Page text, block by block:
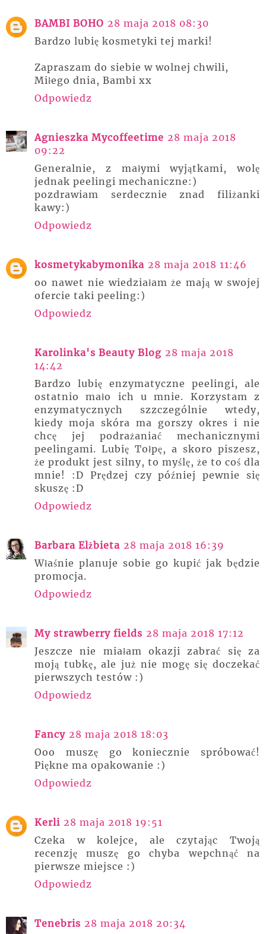
BAMBI BOHO 28 maja 2018 08:30
Bardzo lubię kosmetyki tej marki!
Zapraszam do siebie w wolnej chwili,
Miłego dnia, Bambi xx
Odpowiedz
Agnieszka Mycoffeetime 28 maja 2018
09:22
Generalnie, z małymi wyjątkami, wolę
jednak peelingi mechaniczne:)
pozdrawiam serdecznie znad filiżanki
kawy:)
Odpowiedz
kosmetykabymonika 28 maja 2018 11:46
oo nawet nie wiedziałam że mają w swojej
ofercie taki peeling:)
Odpowiedz
Karolinka's Beauty Blog 28 maja 2018
14:42
Bardzo lubię enzymatyczne peelingi, ale
ostatnio mało ich u mnie. Korzystam z
enzymatycznych szzczególnie wtedy,
kiedy moja skóra ma gorszy okres i nie
chcę jej podrażaniać mechanicznymi
peelingami. Lubię Tołpę, a skoro piszesz,
że produkt jest silny, to myślę, że to coś dla
mnie! :D Prędzej czy później pewnie się
skuszę :D
Odpowiedz
Barbara Elżbieta 28 maja 2018 16:39
Właśnie planuje sobie go kupić jak będzie
promocja.
Odpowiedz
My strawberry fields 28 maja 2018 17:12
Jeszcze nie miałam okazji zabrać się za
moją tubkę, ale już nie mogę się doczekać
pierwszych testów :)
Odpowiedz
Fancy 28 maja 2018 18:03
Ooo muszę go koniecznie spróbować!
Piękne ma opakowanie :)
Odpowiedz
Kerli 28 maja 2018 19:51
Czeka w kolejce, ale czytając Twoją
recenzję muszę go chyba wepchnąć na
pierwsze miejsce :)
Odpowiedz
Tenebris 28 maja 2018 20:34